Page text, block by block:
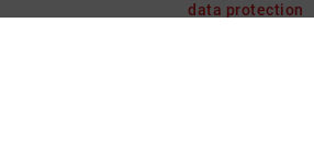
data protection